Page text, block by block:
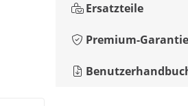
Ersatzteile
Premium-Garantie